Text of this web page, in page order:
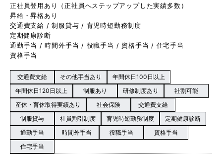
正社員登用あり（正社員へステップアップした実績多数）
昇給・昇格あり
交通費支給 / 制服貸与 / 育児時短勤務制度
定期健康診断
通勤手当 / 時間外手当 / 役職手当 / 資格手当 / 住宅手当
資格手当
交通費支給 その他手当あり
年間休日100日以上
年間休日120日以上
制服あり 研修制度あり
社割可能
産休・育休取得実績あり
社会保険
交通費支給
制服貸与
社員割引制度 育児時短勤務制度
定期健康診断
通勤手当
時間外手当 役職手当
資格手当
住宅手当